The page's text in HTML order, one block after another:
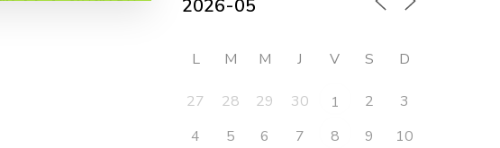
L M M J V S D
27 28 29 30 1 2
3
4
5 6 7 8 9
10